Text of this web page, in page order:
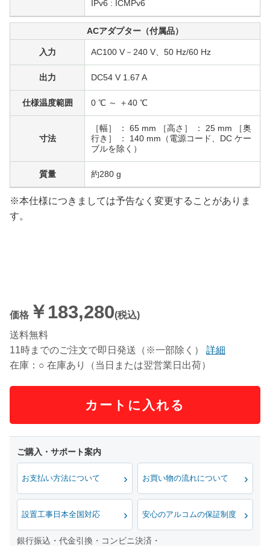
IPv6 : ICMPv6
ACアダプター（付属品）
入力 AC100 V－240 V、50 Hz/60 Hz
出力 DC54 V 1.67 A
仕様温度範囲 0 ℃ ～ ＋40 ℃
寸法
［幅］ ： 65 mm ［高さ］ ： 25 mm ［奥
行き］ ： 140 mm（電源コード、DC ケー
ブルを除く）
質量 約280 g
※本仕様につきましては予告なく変更することがありま
す。
価格 ￥183,280(税込)
送料無料
11時までのご注文で即日発送（※一部除く）
詳細
在庫：○ 在庫あり（当日または翌営業日出荷）
カートに入れる
お支払い方法について お買い物の流れについて
設置工事日本全国対応 安心のアルコムの保証制度
銀行振込・代金引換・コンビニ決済・